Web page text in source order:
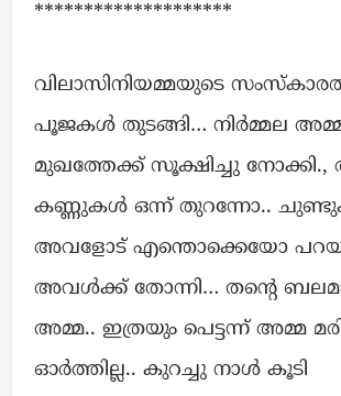
********************
വിലാസിനിയമ്മയുടെ
പൂജകൾ തുടങ്ങി… നിർമ്മല
മുഖത്തേക്ക് സൂക്ഷിച്ചു
കണ്ണുകൾ ഒന്ന് തുറന്നോ..
അവളോട്‌ എന്തൊക്കെയോ
അവൾക്ക് തോന്നി… തന്റെ
അമ്മ.. ഇത്രയും പെട്ടന്ന് അമ്മ
ഓർത്തില്ല.. കുറച്ചു നാൾ കൂടി